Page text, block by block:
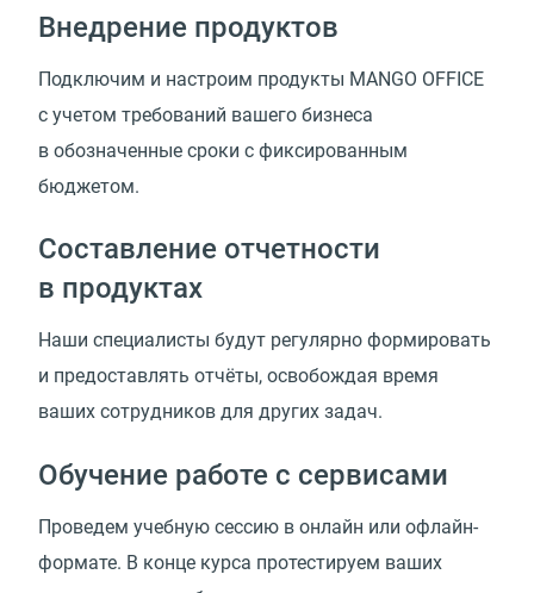
Внедрение продуктов
Подключим и настроим продукты MANGO OFFICE
с учетом требований вашего бизнеса
в обозначенные сроки с фиксированным
бюджетом.
Составление отчетности
в продуктах
Наши специалисты будут регулярно формировать
и предоставлять отчёты, освобождая время
ваших сотрудников для других задач.
Обучение работе с сервисами
Проведем учебную сессию в онлайн или офлайн-
формате. В конце курса протестируем ваших